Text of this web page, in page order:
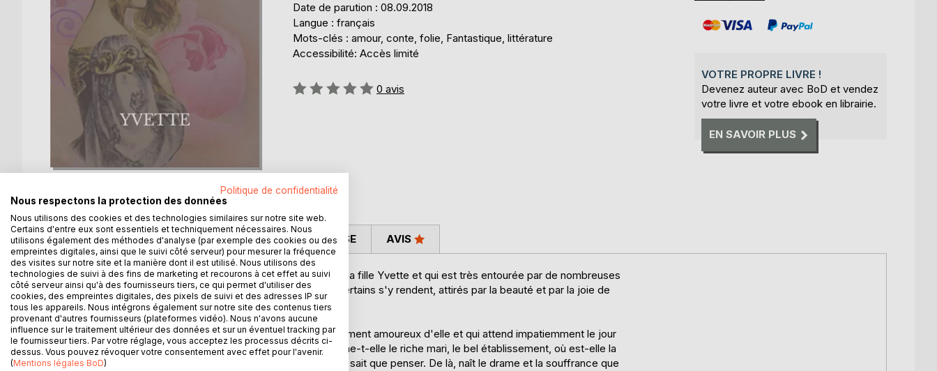
Date de parution : 08.09.2018
Langue : français
Mots-clés : amour, conte, folie, Fantastique, littérature
Accessibilité: Accès limité
Évaluation:
0 avis
VOTRE PROPRE LIVRE !
Devenez auteur avec BoD et vendez
votre livre et votre ebook en librairie.
EN SAVOIR PLUS
DESCRIPTION
Yvette raconte l'histoire de madame Obardi, qui vit avec sa fille Yvette et qui est très entourée par de nombreuses
personnes qui viennent dans son salon pour se divertir. Certains s'y rendent, attirés par la beauté et par la joie de
vivre d'Yvette.
Parmi ceux-là, se trouve Jean de Servigny qui est éperdument amoureux d'elle et qui attend impatiemment le jour
où elle tombera dans ses bras. Yvette quant à elle, cherche-t-elle le riche mari, le bel établissement, où est-elle la
belle fleur fraîche et innocente qu'elle paraît ?Servigny ne sait que penser. De là, naît le drame et la souffrance que
AUTEUR(S) CRITIQUES PRESSE AVIS
Politique de confidentialité
Nous respectons la protection des données
Nous utilisons des cookies et des technologies similaires sur notre site web.
Certains d'entre eux sont essentiels et techniquement nécessaires. Nous
utilisons également des méthodes d'analyse (par exemple des cookies ou des
empreintes digitales, ainsi que le suivi côté serveur) pour mesurer la fréquence
des visites sur notre site et la manière dont il est utilisé. Nous utilisons des
technologies de suivi à des fins de marketing et recourons à cet effet au suivi
côté serveur ainsi qu'à des fournisseurs tiers, ce qui permet d'utiliser des
cookies, des empreintes digitales, des pixels de suivi et des adresses IP sur
tous les appareils. Nous intégrons également sur notre site des contenus tiers
provenant d'autres fournisseurs (plateformes vidéo). Nous n'avons aucune
influence sur le traitement ultérieur des données et sur un éventuel tracking par
le fournisseur tiers. Par votre réglage, vous acceptez les processus décrits ci-
dessus. Vous pouvez révoquer votre consentement avec effet pour l'avenir.
(Mentions légales BoD)